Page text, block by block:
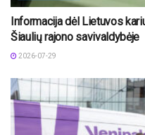
Informacija dėl Lietuvos
Šiaulių rajono savivaldybėje
2026-07-29